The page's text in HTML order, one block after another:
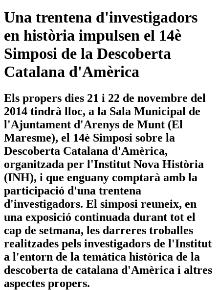
Una trentena d'investigadors
en història impulsen el 14è
Simposi de la Descoberta
Catalana d'Amèrica
Els propers dies 21 i 22 de novembre del
2014 tindrà lloc, a la Sala Municipal de
l'Ajuntament d'Arenys de Munt (El
Maresme), el 14è Simposi sobre la
Descoberta Catalana d'Amèrica,
organitzada per l'Institut Nova Història
(INH), i que enguany comptarà amb la
participació d'una trentena
d'investigadors. El simposi reuneix, en
una exposició continuada durant tot el
cap de setmana, les darreres troballes
realitzades pels investigadors de l'Institut
a l'entorn de la temàtica històrica de la
descoberta de catalana d'Amèrica i altres
aspectes propers.